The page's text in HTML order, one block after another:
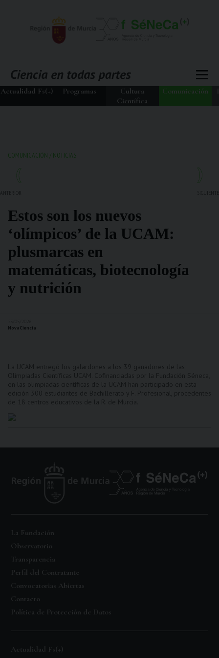
Actualidad Fs(+) Programas
Cultura
Científica
Comunicación
COMUNICACIÓN / NOTICIAS
Estos son los nuevos
‘olímpicos’ de la UCAM:
plusmarcas en
matemáticas, biotecnología
y nutrición
NovaCiencia
La Fundación
Observatorio
Transparencia
Perfil del Contratante
Convocatorias Abiertas
Contacto
Política de Protección de Datos
Actualidad Fs(+)